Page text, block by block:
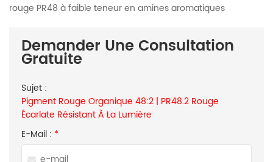
rouge PR48 à faible teneur en amines aromatiques
Demander Une Consultation
Gratuite
Sujet :
Pigment Rouge Organique 48:2 | PR48.2 Rouge
Écarlate Résistant À La Lumière
E-Mail : *